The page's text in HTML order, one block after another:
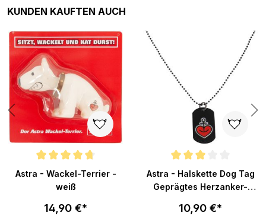
Produktgalerie überspringen
KUNDEN KAUFTEN AUCH
5 von 5 Sternen
Durchschnittliche Bewertung von 4.8 von 5 Sternen
Astra - Wackel-Terrier -
weiß
14,90 €*
Durchschnittliche Bewertung
Astra - Halskette Dog Tag
Geprägtes Herzanker-
10,90 €*